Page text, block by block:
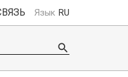
Язык RU